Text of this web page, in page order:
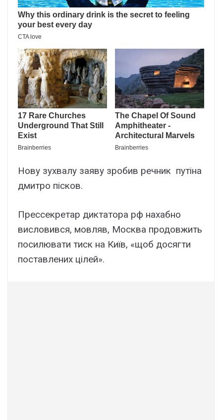
Нову зухвалу заяву зробив речник путіна
дмитро пісков.
Прессекретар диктатора рф нахабно
висловився, мовляв, Москва продовжить
посилювати тиск на Київ, «щоб досягти
поставлених цілей».